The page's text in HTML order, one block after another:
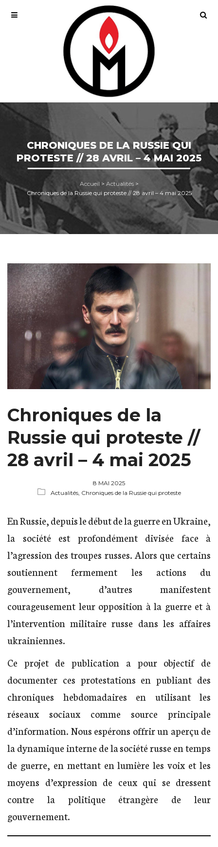
CHRONIQUES DE LA RUSSIE QUI
PROTESTE // 28 AVRIL – 4 MAI 2025
Accueil > Actualités>
Chroniques de la Russie qui proteste // 28 avril – 4 mai 2025
Chroniques de la
Russie qui proteste //
28 avril – 4 mai 2025
8 MAI 2025
Actualités, Chroniques de la Russie qui proteste
En Russie, depuis le début de la guerre en Ukraine,
la société est profondément divisée face à
l’agression des troupes russes. Alors que certains
soutiennent fermement les actions du
gouvernement, d’autres manifestent
courageusement leur opposition à la guerre et à
l’intervention militaire russe dans les affaires
ukrainiennes.
Ce projet de publication a pour objectif de
documenter ces protestations en publiant des
chroniques hebdomadaires en utilisant les
réseaux sociaux comme source principale
d’information. Nous espérons offrir un aperçu de
la dynamique interne de la société russe en temps
de guerre, en mettant en lumière les voix et les
moyens d’expression de ceux qui se dressent
contre la politique étrangère de leur
gouvernement.